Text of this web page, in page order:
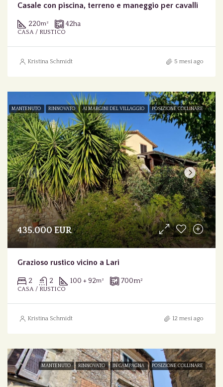
Casale con piscina, terreno e maneggio per cavalli
220m² 42ha
CASA / RUSTICO
Kristina Schmidt 5 mesi ago
MANTENUTO RINNOVATO AI MARGINI DEL VILLAGGIO POSIZIONE COLLINARE
435.000 EUR
Grazioso rustico vicino a Lari
2 2 100 + 92m² 700m²
CASA / RUSTICO
Kristina Schmidt 12 mesi ago
MANTENUTO RINNOVATO IN CAMPAGNA POSIZIONE COLLINARE